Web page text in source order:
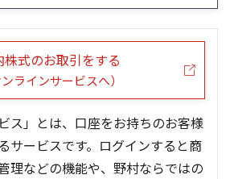
株式のお取引をする
ンラインサービスへ）
ス」とは、口座をお持ちのお客様
サービスです。ログインすると商
理などの機能や、野村ならではの